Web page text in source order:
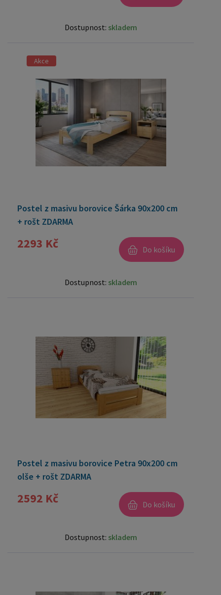
Dostupnost: skladem
Akce
Postel z masivu borovice Šárka 90x200 cm
+ rošt ZDARMA
2293 Kč Do košíku
Dostupnost: skladem
Postel z masivu borovice Petra 90x200 cm
olše + rošt ZDARMA
2592 Kč Do košíku
Dostupnost: skladem